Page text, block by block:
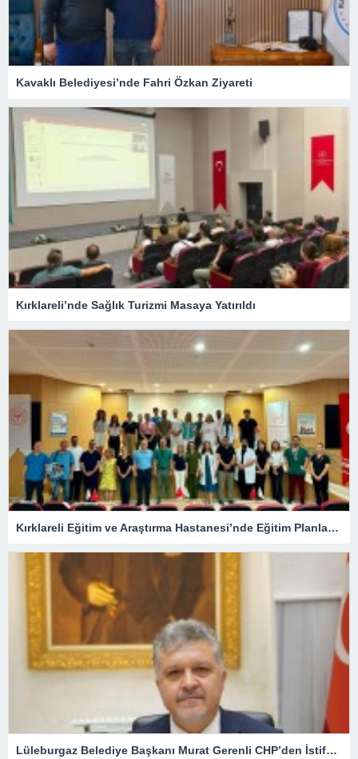
Kavaklı Belediyesi’nde Fahri Özkan Ziyareti
Kırklareli’nde Sağlık Turizmi Masaya Yatırıldı
Kırklareli Eğitim ve Araştırma Hastanesi’nde Eğitim Planlaması Masaya Yatırıldı
Lüleburgaz Belediye Başkanı Murat Gerenli CHP’den İstifa Etti